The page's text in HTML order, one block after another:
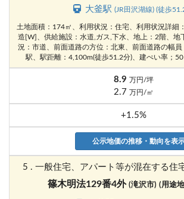
大釜駅(JR田沢湖線) (徒歩
土地面積：174㎡、利用状況：住宅、利用状況詳細
造[W]、供給施設：水道,ガス,下水、地上：2階、地
況：市道、前面道路の方位：北東、前面道路の幅
駅、駅距離：4,100m(徒歩51.2分)、建ぺい率；
8.9 万円/坪
2.7 万円/㎡
+1.5%
公示地価の推移・動向を表
5 . 一般住宅、アパート等が混在する住
篠木明法129番4外 (滝沢市) (用途